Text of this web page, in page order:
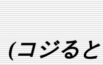
(コジる